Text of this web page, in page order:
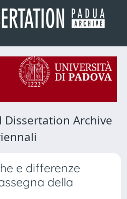
Dissertation Archive
e differenze
della